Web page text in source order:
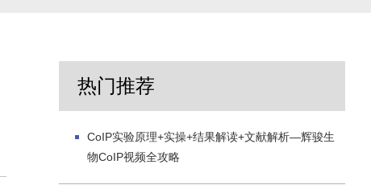
热门推荐
CoIP实验原理+实操+结果解读+文献解析—辉骏生
物CoIP视频全攻略